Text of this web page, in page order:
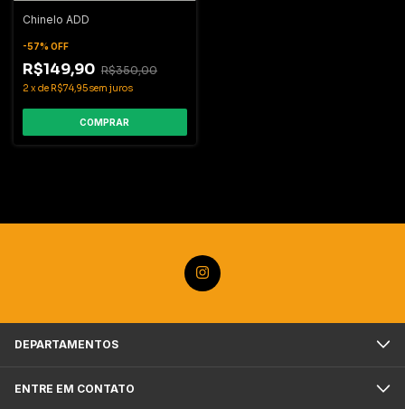
Chinelo ADD
-57% OFF
R$149,90 R$350,00
2 xde R$74,95sem juros
COMPRAR
DEPARTAMENTOS
ENTRE EM CONTATO